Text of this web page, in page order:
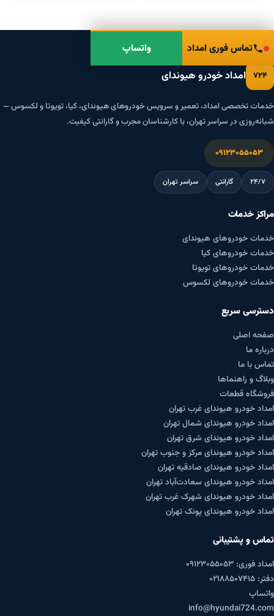
تماس فوری امداد واتساپ
۷۲۴ امداد خودرو هیوندای
خدمات تخصصی امداد، تعمیر و سرویس خودروهای هیوندای، کیا، تویوتا و لکسوس —
شبانه‌روزی در سراسر تهران، با کارشناسان مجرب و گارانتی کیفیت.
۰۹۱۲۳۰۵۵۰۵۳
۲۴/۷ گارانتی سراسر تهران
مراکز خدمات
خدمات خودروهای هیوندای
خدمات خودروهای کیا
خدمات خودروهای تویوتا
خدمات خودروهای لکسوس
دسترسی سریع
صفحه اصلی
درباره ما
تماس با ما
وبلاگ و راهنماها
فروشگاه قطعات
امداد خودرو هیوندای غرب تهران
امداد خودرو هیوندای شمال تهران
امداد خودرو هیوندای شرق تهران
امداد خودرو هیوندای مرکز و جنوب تهران
امداد خودرو هیوندای صادقیه تهران
امداد خودرو هیوندای سعادت‌آباد تهران
امداد خودرو هیوندای شهرک غرب تهران
امداد خودرو هیوندای پونک تهران
تماس و پشتیبانی
امداد فوری: ۰۹۱۲۳۰۵۵۰۵۳
دفتر: ۰۲۱۸۸۵۰۷۴۱۵
واتساپ
info@hyundai724.com